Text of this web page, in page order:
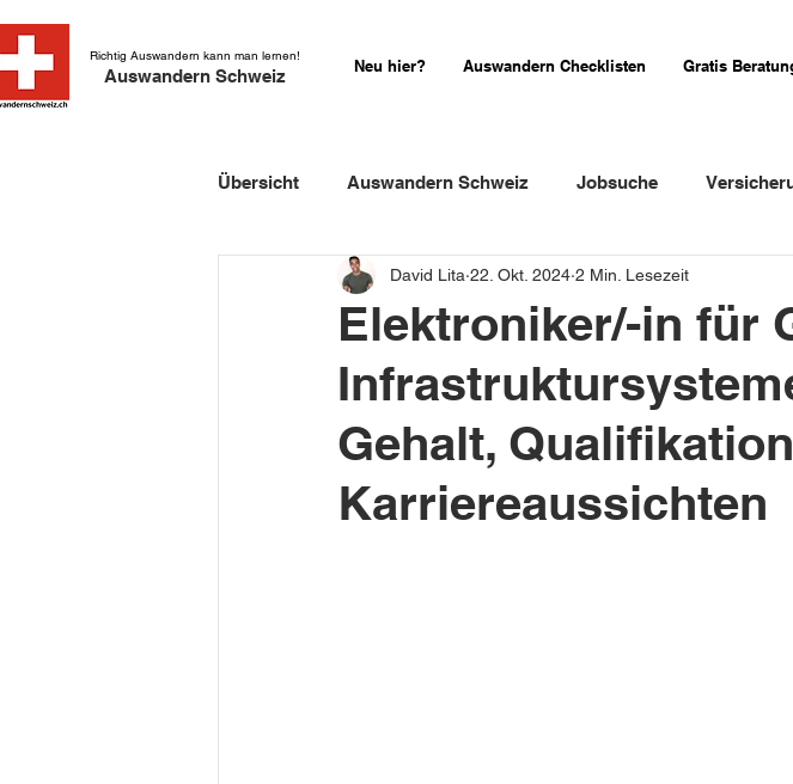
Richtig Auswandern kann man lernen!
Auswandern Schweiz Neu hier? Auswandern Checklisten Gratis
Übersicht Auswandern Schweiz Jobsuche
Einbürgerung Schweiz Schweizer Firmenportraits
Schweizer Kurzgeschichten Erfahrungsberichte
Elektroniker/-in für
Gehalt,
Karriereaussichten
David Lita 22. Okt. 2024 2 Min. Lesezeit